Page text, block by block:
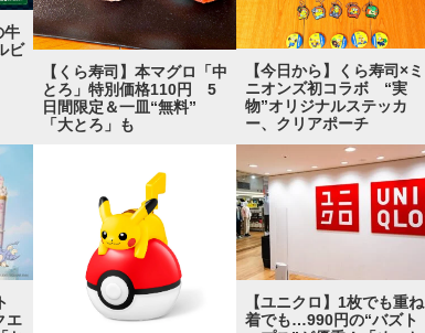
牛
ビ
【くら寿司】本マグロ「中
とろ」特別価格110円 5
日間限定＆一皿“無料”
「大とろ」も
【今日から】くら寿司×ミ
ニオンズ初コラボ “実
物”オリジナルステッカ
ー、クリアポーチ
エ
【ユニクロ】1枚でも重ね
着でも…990円の“バズト